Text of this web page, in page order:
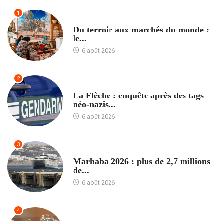
1
Du terroir aux marchés du monde :
le...
6 août 2026
2
La Flèche : enquête après des tags
néo-nazis...
6 août 2026
3
Marhaba 2026 : plus de 2,7 millions
de...
6 août 2026
4